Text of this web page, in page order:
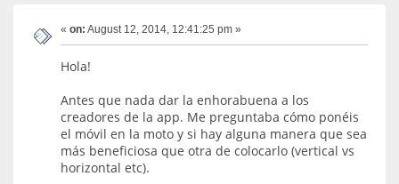
« on: August 12, 2014, 12:41:25 pm »
Hola!
Antes que nada dar la enhorabuena a los
creadores de la app. Me preguntaba cómo ponéis
el móvil en la moto y si hay alguna manera que sea
más beneficiosa que otra de colocarlo (vertical vs
horizontal etc).